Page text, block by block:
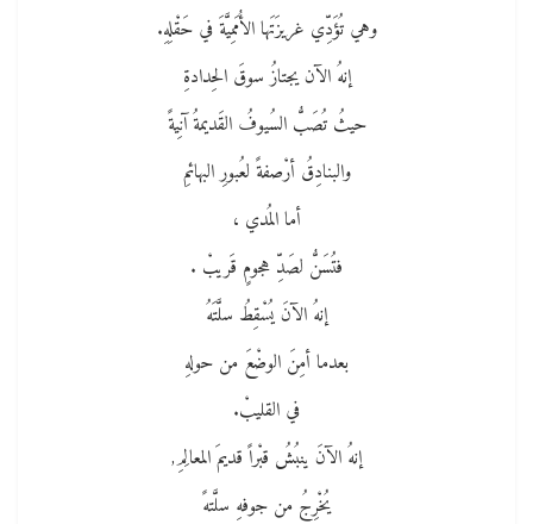
وهي تُؤَدِّي غريزَتَها الأُمَمِيَّةَ في حَقْلِهِ.
إنهُ الآن يجتازُ سوقَ الحِدادةِ
حيثُ تُصَبُّ السُيوفُ القَديمةُ آنِيةً
والبنادِقُ أرْصفةً لعُبورِ البهائمِ
أما المُدي ،
فتُسَنُّ لصَدِّ هجومٍ قَريبْ .
إنهُ الآنَ يُسْقِطُ سلَّتَهُ
بعدما أمِنَ الوضْعَ من حولهِ
في القليبْ.
إنهُ الآنَ ينبُشُ قبْراً قديمَ المعالِمِ,
يُخْرِجُ من جوفهِ سلَّتهً